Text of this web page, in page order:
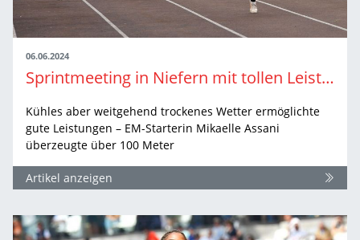
06.06.2024
Sprintmeeting in Niefern mit tollen Leistungen und Wetterglück
Kühles aber weitgehend trockenes Wetter ermöglichte
gute Leistungen – EM-Starterin Mikaelle Assani
überzeugte über 100 Meter
Artikel anzeigen